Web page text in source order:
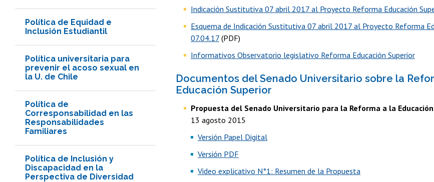
Política de Equidad e
Inclusión Estudiantil
Política universitaria para
prevenir el acoso sexual en
la U. de Chile
Política de
Corresponsabilidad en las
Responsabilidades
Familiares
Política de Inclusión y
Discapacidad en la
Perspectiva de Diversidad
Indicación Sustitutiva 07 abril 2017 al Proyecto Reforma Educación
Esquema de Indicación Sustitutiva 07 abril 2017 al Proyecto Reforma
07.04.17 (PDF)
Informativos Observatorio legislativo Reforma Educación Superior
Documentos del Senado Universitario sobre la
Educación Superior
Propuesta del Senado Universitario para la Reforma a la
13 agosto 2015
Versión Papel Digital
Versión PDF
Video explicativo N°1: Resumen de la Propuesta